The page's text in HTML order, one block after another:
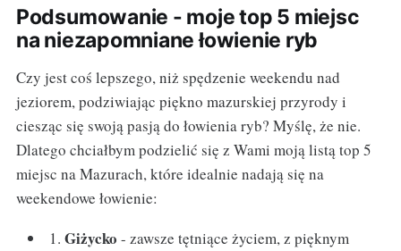
Podsumowanie - moje top 5 miejsc
na niezapomniane łowienie ryb
Czy jest coś lepszego, niż spędzenie weekendu nad
jeziorem, podziwiając piękno mazurskiej przyrody i
ciesząc się swoją pasją do łowienia ryb? Myślę, że nie.
Dlatego chciałbym podzielić się z Wami moją listą top 5
miejsc na Mazurach, które idealnie nadają się na
weekendowe łowienie:
1.Giżycko - zawsze tętniące życiem, z pięknym